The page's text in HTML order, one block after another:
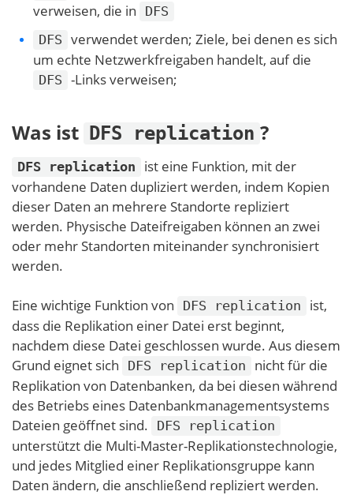
verweisen, die in
DFS
DFS verwendet werden; Ziele, bei denen es sich
um echte Netzwerkfreigaben handelt, auf die
DFS -Links verweisen;
Was ist DFS replication ?
DFS replication
ist eine Funktion, mit der
vorhandene Daten dupliziert werden, indem Kopien
dieser Daten an mehrere Standorte repliziert
werden. Physische Dateifreigaben können an zwei
oder mehr Standorten miteinander synchronisiert
werden.
Eine wichtige Funktion von DFS replication
ist,
dass die Replikation einer Datei erst beginnt,
nachdem diese Datei geschlossen wurde. Aus diesem
Grund eignet sich
DFS replication
nicht für die
Replikation von Datenbanken, da bei diesen während
des Betriebs eines Datenbankmanagementsystems
Dateien geöffnet sind.
DFS replication
unterstützt die Multi-Master-Replikationstechnologie,
und jedes Mitglied einer Replikationsgruppe kann
Daten ändern, die anschließend repliziert werden.